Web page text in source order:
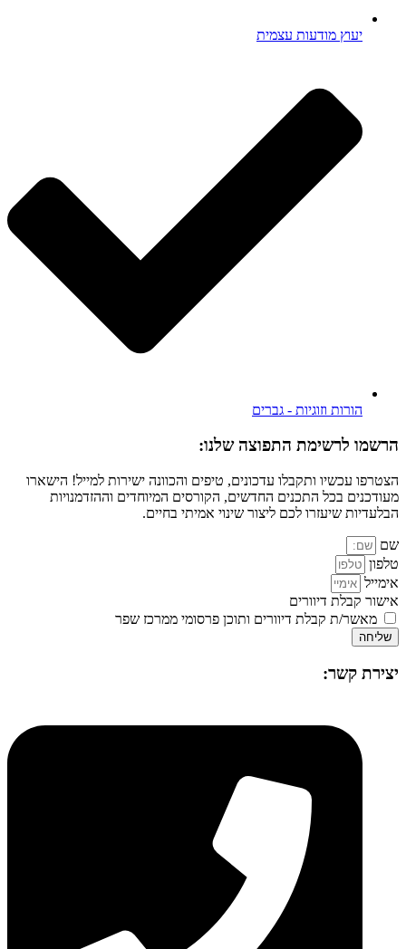
יעוץ מודעות עצמית
הורות וזוגיות - גברים
הרשמו לרשימת התפוצה שלנו:
הצטרפו עכשיו ותקבלו עדכונים, טיפים והכוונה ישירות למייל! הישארו
מעודכנים בכל התכנים החדשים, הקורסים המיוחדים וההזדמנויות
הבלעדיות שיעזרו לכם ליצור שינוי אמיתי בחיים.
שם
טלפון
אימייל
אישור קבלת דיוורים
מאשר/ת קבלת דיוורים ותוכן פרסומי ממרכז שפר
שליחה
יצירת קשר: